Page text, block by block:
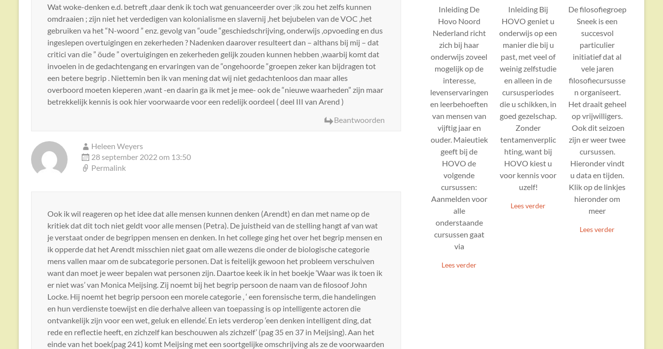
Wat woke-denken e.d. betreft ,daar denk ik toch wat genuanceerder over ;ik zou het zelfs kunnen
omdraaien ; zijn niet het verdedigen van kolonialisme en slavernij ,het bejubelen van de VOC ,het
gebruiken va het “N-woord ” enz. gevolg van “oude “geschiedschrijving, onderwijs ,opvoeding en dus
ingeslepen overtuigingen en zekerheden ? Nadenken daarover resulteert dan – althans bij mij – dat
critici van die ” öude ” overtuigingen en zekerheden gelijk zouden kunnen hebben ,waarbij komt dat
invoelen in de gedachtengang en ervaringen van de “ongehoorde “groepen zeker kan bijdragen tot
een betere begrip . Niettemin ben ik van mening dat wij niet gedachtenloos dan maar alles
overboord moeten kieperen ,want -en daarin ga ik met je mee- ook de “nieuwe waarheden” zijn maar
betrekkelijk kennis is ook hier voorwaarde voor een redelijk oordeel ( deel III van Arend )
Beantwoorden
Heleen Weyers
28 september 2022 om 13:50
Permalink
Ook ik wil reageren op het idee dat alle mensen kunnen denken (Arendt) en dan met name op de
kritiek dat dit toch niet geldt voor alle mensen (Petra). De juistheid van de stelling hangt af van wat
je verstaat onder de begrippen mensen en denken. In het college ging het over het begrip mensen en
ik opperde dat het Arendt misschien niet gaat om alle wezens die onder de biologische categorie
mens vallen maar om de subcategorie personen. Dat is feitelijk gewoon het probleem verschuiven
want dan moet je weer bepalen wat personen zijn. Daartoe keek ik in het boekje ‘Waar was ik toen ik
er niet was’ van Monica Meijsing. Zij noemt bij het begrip persoon de naam van de filosoof John
Locke. Hij noemt het begrip persoon een morele categorie , ‘ een forensische term, die handelingen
en hun verdienste toewijst en die derhalve alleen van toepassing is op intelligente actoren die
ontvankelijk zijn voor een wet, geluk en ellende’. En iets verderop ‘een denken intelligent ding, dat
rede en reflectie heeft, en zichzelf kan beschouwen als zichzelf’ (pag 35 en 37 in Meijsing). Aan het
einde van het boek(pag 241) komt Meijsing met een soortgelijke omschrijving als ze de voorwaarden
Inleiding De
Hovo Noord
Nederland richt
zich bij haar
onderwijs zoveel
mogelijk op de
interesse,
levenservaringen
en leerbehoeften
van mensen van
vijftig jaar en
ouder. Maieutiek
geeft bij de
HOVO de
volgende
cursussen:
Aanmelden voor
alle
onderstaande
cursussen gaat
via
Lees verder
Inleiding Bij
HOVO geniet u
onderwijs op een
manier die bij u
past, met veel of
weinig zelfstudie
en alleen in de
cursusperiodes
die u schikken, in
goed gezelschap.
Zonder
tentamenverplic
hting, want bij
HOVO kiest u
voor kennis voor
uzelf!
Lees verder
De filosofiegroep
Sneek is een
succesvol
particulier
initiatief dat al
vele jaren
filosofiecursusse
n organiseert.
Het draait geheel
op vrijwilligers.
Ook dit seizoen
zijn er weer twee
cursussen.
Hieronder vindt
u data en tijden.
Klik op de linkjes
hieronder om
meer
Lees verder